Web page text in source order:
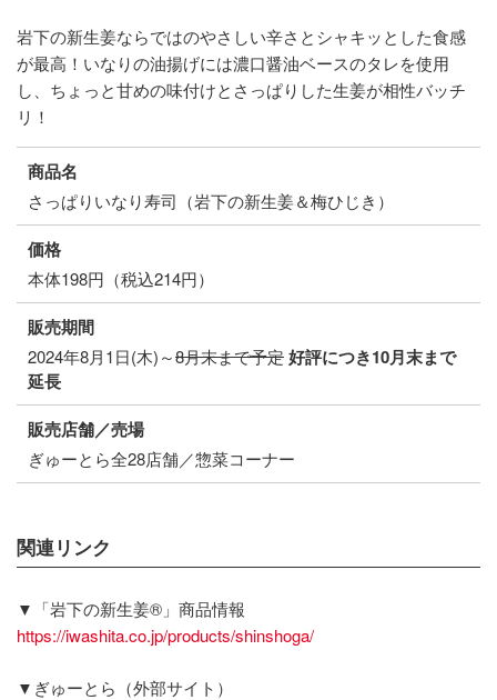
岩下の新生姜ならではのやさしい辛さとシャキッとした食感
が最高！いなりの油揚げには濃口醤油ベースのタレを使用
し、ちょっと甘めの味付けとさっぱりした生姜が相性バッチ
リ！
商品名
さっぱりいなり寿司（岩下の新生姜＆梅ひじき）
価格
本体198円（税込214円）
販売期間
2024年8月1日(木)～8月末まで予定好評につき10月末まで
延長
販売店舗／売場
ぎゅーとら全28店舗／惣菜コーナー
関連リンク
▼「岩下の新生姜®」商品情報
https://iwashita.co.jp/products/shinshoga/
▼ぎゅーとら（外部サイト）